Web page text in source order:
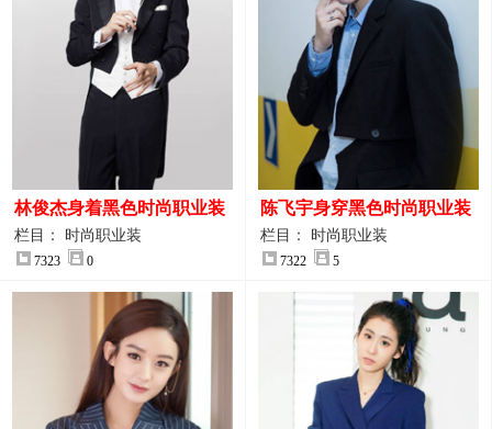
林俊杰身着黑色时尚职业装
制服图片
栏目： 时尚职业装
7323 0
陈飞宇身穿黑色时尚职业装
图片
栏目： 时尚职业装
7322 5